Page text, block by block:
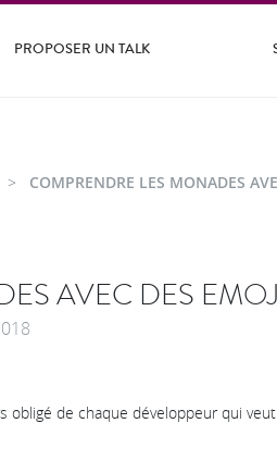
PROPOSER UN TALK
COMPRENDRE LES MONADES
AVEC DES
de chaque développeur qui